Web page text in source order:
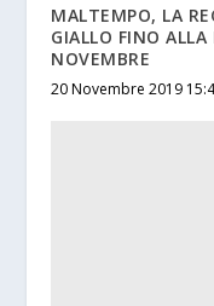
MALTEMPO, LA
GIALLO FINO
NOVEMBRE
20 Novembre 2019